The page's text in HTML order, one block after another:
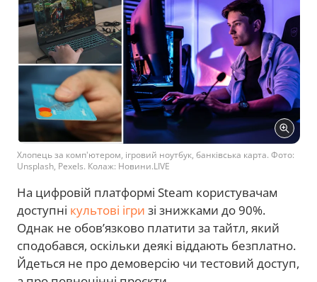
Хлопець за комп'ютером, ігровий ноутбук, банківська карта. Фото:
Unsplash, Pexels. Колаж: Новини.LIVE
На цифровій платформі Steam користувачам
доступні культові ігри зі знижками до 90%.
Однак не обов’язково платити за тайтл, який
сподобався, оскільки деякі віддають безплатно.
Йдеться не про демоверсію чи тестовий доступ,